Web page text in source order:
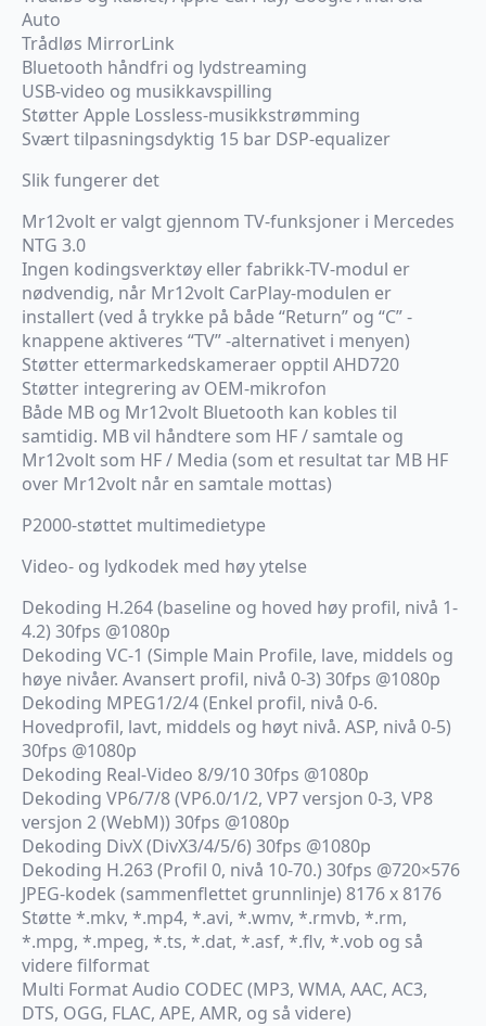
Auto
Trådløs MirrorLink
Bluetooth håndfri og lydstreaming
USB-video og musikkavspilling
Støtter Apple Lossless-musikkstrømming
Svært tilpasningsdyktig 15 bar DSP-equalizer
Slik fungerer det
Mr12volt er valgt gjennom TV-funksjoner i Mercedes
NTG 3.0
Ingen kodingsverktøy eller fabrikk-TV-modul er
nødvendig, når Mr12volt CarPlay-modulen er
installert (ved å trykke på både “Return” og “C” -
knappene aktiveres “TV” -alternativet i menyen)
Støtter ettermarkedskameraer opptil AHD720
Støtter integrering av OEM-mikrofon
Både MB og Mr12volt Bluetooth kan kobles til
samtidig. MB vil håndtere som HF / samtale og
Mr12volt som HF / Media (som et resultat tar MB HF
over Mr12volt når en samtale mottas)
P2000-støttet multimedietype
Video- og lydkodek med høy ytelse
Dekoding H.264 (baseline og hoved høy profil, nivå 1-
4.2) 30fps @1080p
Dekoding VC-1 (Simple Main Profile, lave, middels og
høye nivåer. Avansert profil, nivå 0-3) 30fps @1080p
Dekoding MPEG1/2/4 (Enkel profil, nivå 0-6.
Hovedprofil, lavt, middels og høyt nivå. ASP, nivå 0-5)
30fps @1080p
Dekoding Real-Video 8/9/10 30fps @1080p
Dekoding VP6/7/8 (VP6.0/1/2, VP7 versjon 0-3, VP8
versjon 2 (WebM)) 30fps @1080p
Dekoding DivX (DivX3/4/5/6) 30fps @1080p
Dekoding H.263 (Profil 0, nivå 10-70.) 30fps @720×576
JPEG-kodek (sammenflettet grunnlinje) 8176 x 8176
Støtte *.mkv, *.mp4, *.avi, *.wmv, *.rmvb, *.rm,
*.mpg, *.mpeg, *.ts, *.dat, *.asf, *.flv, *.vob og så
videre filformat
Multi Format Audio CODEC (MP3, WMA, AAC, AC3,
DTS, OGG, FLAC, APE, AMR, og så videre)